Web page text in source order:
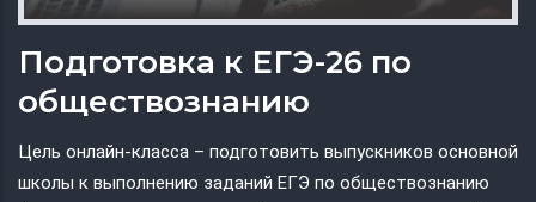
Подготовка к ЕГЭ-26 по
обществознанию
Цель онлайн-класса – подготовить выпускников основной
школы к выполнению заданий ЕГЭ по обществознанию